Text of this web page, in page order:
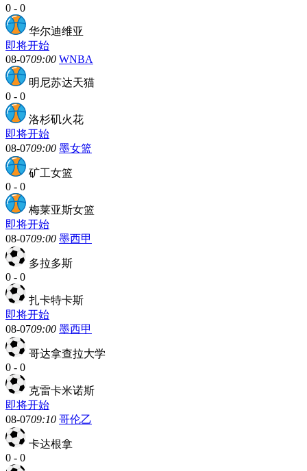
0 - 0
华尔迪维亚
即将开始
08-0709:00 WNBA
明尼苏达天猫
0 - 0
洛杉矶火花
即将开始
08-0709:00 墨女篮
矿工女篮
0 - 0
梅莱亚斯女篮
即将开始
08-0709:00 墨西甲
多拉多斯
0 - 0
扎卡特卡斯
即将开始
08-0709:00 墨西甲
哥达拿查拉大学
0 - 0
克雷卡米诺斯
即将开始
08-0709:10 哥伦乙
卡达根拿
0 - 0